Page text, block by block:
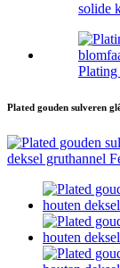
solide
Plated gouden sulveren